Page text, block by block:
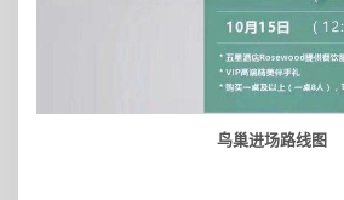
鸟巢进场路线图